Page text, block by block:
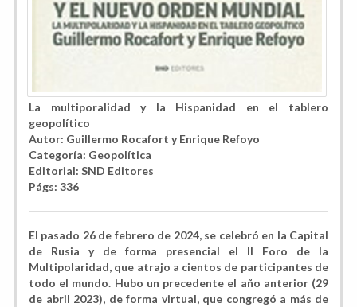
La multiporalidad y la Hispanidad en el tablero
geopolítico
Autor: Guillermo Rocafort y Enrique Refoyo
Categoría: Geopolítica
Editorial: SND Editores
Págs: 336
El pasado 26 de febrero de 2024, se celebró en la Capital
de Rusia y de forma presencial el II Foro de la
Multipolaridad, que atrajo a cientos de participantes de
todo el mundo. Hubo un precedente el año anterior (29
de abril 2023), de forma virtual, que congregó a más de